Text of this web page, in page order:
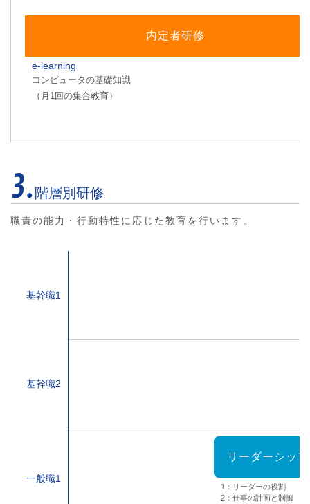
内定者研修
e-learning
コンピュータの基礎知識
（月1回の集合教育）
3. 階層別研修
職責の能力・行動特性に応じた教育を行います。
基幹職1
基幹職2
一般職1
リーダーシッ
1：リーダーの役割
2：仕事の計画と制御